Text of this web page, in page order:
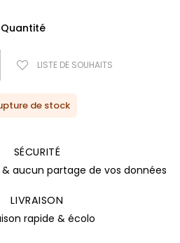
Quantité
LISTE DE SOUHAITS
de stock
SÉCURITÉ
aucun partage de vos données
LIVRAISON
rapide & écolo